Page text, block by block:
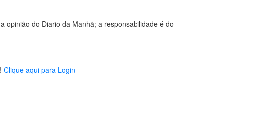
opinião do Diario da Manhã; a responsabilidade é do
Clique aqui para Login